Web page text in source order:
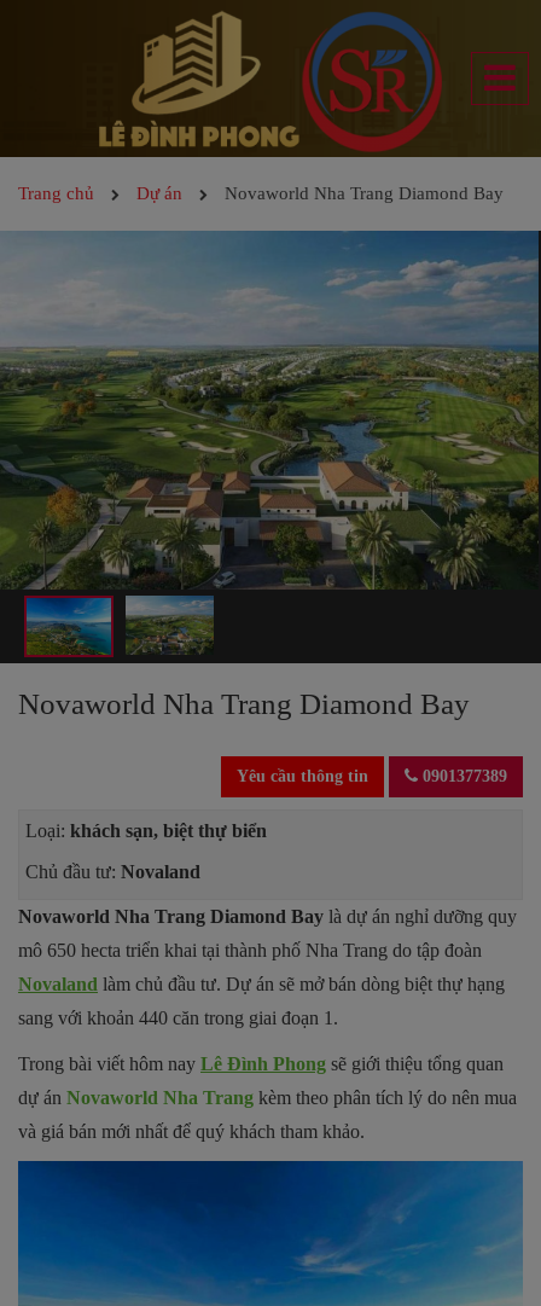
Trang chủ Dự án Novaworld Nha Trang Diamond Bay
Novaworld Nha Trang Diamond Bay
Yêu cầu thông tin 0901377389
Loại: khách sạn, biệt thự biển
Chủ đầu tư: Novaland
Novaworld Nha Trang Diamond Bay là dự án nghỉ dưỡng quy
mô 650 hecta triển khai tại thành phố Nha Trang do tập đoàn
Novaland làm chủ đầu tư. Dự án sẽ mở bán dòng biệt thự hạng
sang với khoản 440 căn trong giai đoạn 1.
Trong bài viết hôm nay Lê Đình Phong sẽ giới thiệu tổng quan
dự án Novaworld Nha Trang kèm theo phân tích lý do nên mua
và giá bán mới nhất để quý khách tham khảo.